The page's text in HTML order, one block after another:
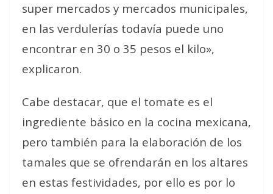
super mercados y mercados municipales,
en las verdulerías todavía puede uno
encontrar en 30 o 35 pesos el kilo»,
explicaron.
Cabe destacar, que el tomate es el
ingrediente básico en la cocina mexicana,
pero también para la elaboración de los
tamales que se ofrendarán en los altares
en estas festividades, por ello es por lo